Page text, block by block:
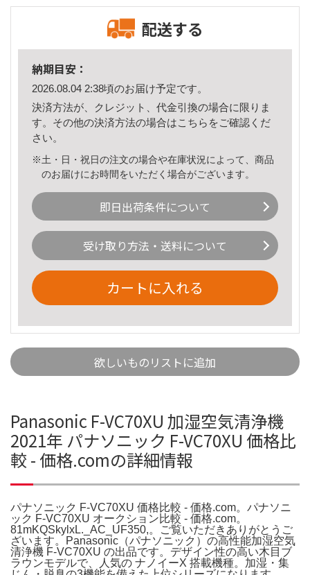
配送する
納期目安：
2026.08.04 2:38頃のお届け予定です。
決済方法が、クレジット、代金引換の場合に限りま
す。その他の決済方法の場合はこちら をご確認くだ
さい。
※土・日・祝日の注文の場合や在庫状況によって、商品
のお届けにお時間をいただく場合がございます。
即日出荷条件について
受け取り方法・送料について
カートに入れる
欲しいものリストに追加
Panasonic F-VC70XU 加湿空気清浄機
2021年 パナソニック F-VC70XU 価格比
較 - 価格.comの詳細情報
パナソニック F-VC70XU 価格比較 - 価格.com。パナソニ
ック F-VC70XU オークション比較 - 価格.com。
81mKQSkylxL._AC_UF350,。ご覧いただきありがとうご
ざいます。Panasonic（パナソニック）の高性能加湿空気
清浄機 F-VC70XU の出品です。デザイン性の高い木目ブ
ラウンモデルで、人気の ナノイーX 搭載機種。加湿・集